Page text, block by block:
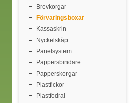
Brevkorgar
Förvaringsboxar
Kassaskrin
Nyckelskåp
Panelsystem
Pappersbindare
Papperskorgar
Plastfickor
Plastfodral